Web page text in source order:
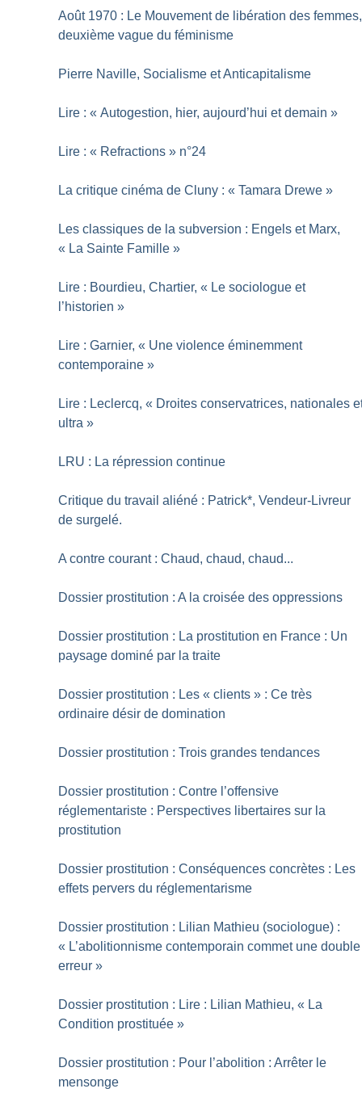
Août 1970 : Le Mouvement de libération des femmes,
deuxième vague du féminisme
Pierre Naville, Socialisme et Anticapitalisme
Lire : « Autogestion, hier, aujourd’hui et demain »
Lire : « Refractions » n°24
La critique cinéma de Cluny : « Tamara Drewe »
Les classiques de la subversion : Engels et Marx,
« La Sainte Famille »
Lire : Bourdieu, Chartier, « Le sociologue et
l’historien »
Lire : Garnier, « Une violence éminemment
contemporaine »
Lire : Leclercq, « Droites conservatrices, nationales
ultra »
LRU : La répression continue
Critique du travail aliéné : Patrick*, Vendeur-Livreur
de surgelé.
A contre courant : Chaud, chaud, chaud...
Dossier prostitution : A la croisée des oppressions
Dossier prostitution : La prostitution en France : Un
paysage dominé par la traite
Dossier prostitution : Les « clients » : Ce très
ordinaire désir de domination
Dossier prostitution : Trois grandes tendances
Dossier prostitution : Contre l’offensive
réglementariste : Perspectives libertaires sur la
prostitution
Dossier prostitution : Conséquences concrètes : Les
effets pervers du réglementarisme
Dossier prostitution : Lilian Mathieu (sociologue) :
« L’abolitionnisme contemporain commet une double
erreur »
Dossier prostitution : Lire : Lilian Mathieu, « La
Condition prostituée »
Dossier prostitution : Pour l’abolition : Arrêter le
mensonge